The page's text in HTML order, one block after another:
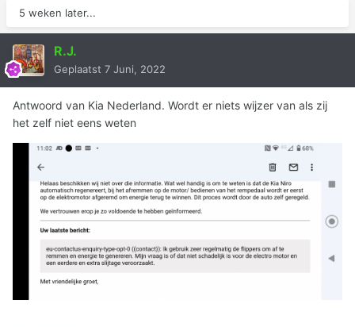
5 weken later...
R.J.
Geplaatst 7 Juni, 2022
Antwoord van Kia Nederland. Wordt er niets wijzer van als zij
het zelf niet eens weten